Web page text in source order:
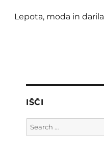
Lepota, moda in darila
IŠČI
Search
for: